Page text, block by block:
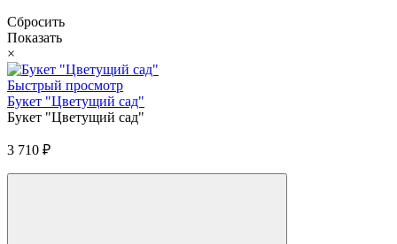
Сбросить
Показать
×
Быстрый просмотр
Букет "Цветущий сад"
Букет "Цветущий сад"
3 710 ₽